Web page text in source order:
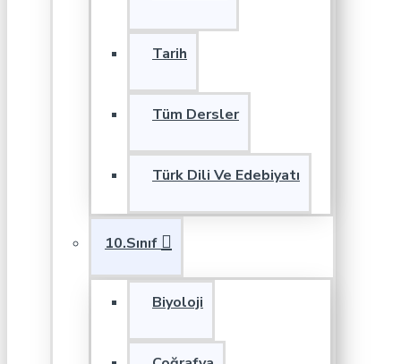
Tarih
Tüm Dersler
Türk Dili Ve Edebiyatı
10.Sınıf
Biyoloji